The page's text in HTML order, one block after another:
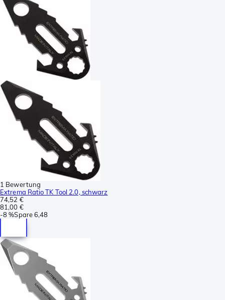
1 Bewertung
Extrema Ratio TK Tool 2.0, schwarz
74,52 €
81,00 €
-8 %Spare6,48